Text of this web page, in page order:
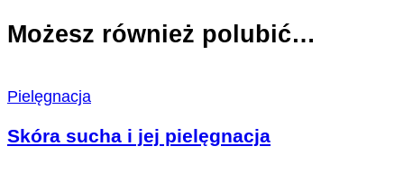
Możesz również polubić…
Pielęgnacja
Skóra sucha i jej pielęgnacja